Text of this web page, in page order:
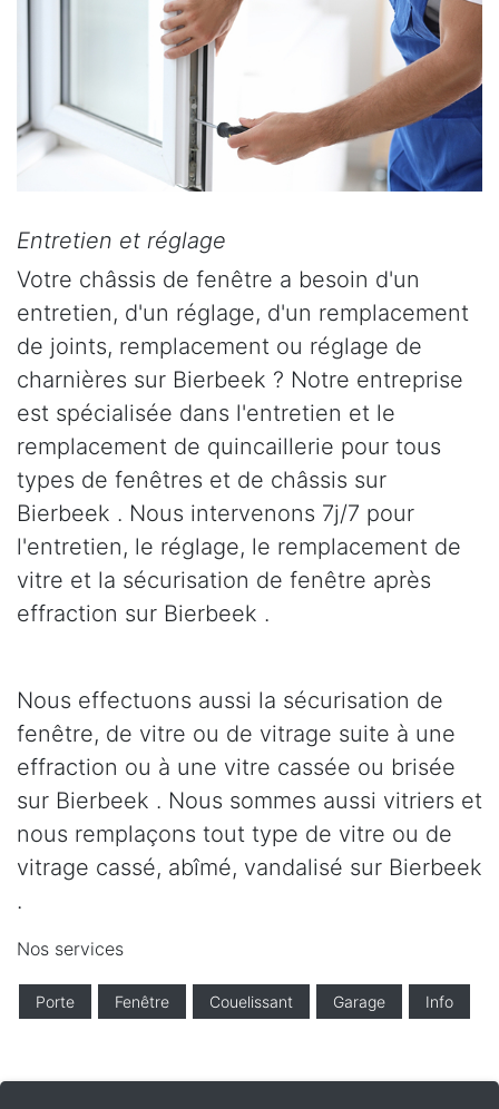
Entretien et réglage
Votre châssis de fenêtre a besoin d'un
entretien, d'un réglage, d'un remplacement
de joints, remplacement ou réglage de
charnières sur Bierbeek ? Notre entreprise
est spécialisée dans l'entretien et le
remplacement de quincaillerie pour tous
types de fenêtres et de châssis sur
Bierbeek . Nous intervenons 7j/7 pour
l'entretien, le réglage, le remplacement de
vitre et la sécurisation de fenêtre après
effraction sur Bierbeek .
Nous effectuons aussi la sécurisation de
fenêtre, de vitre ou de vitrage suite à une
effraction ou à une vitre cassée ou brisée
sur Bierbeek . Nous sommes aussi vitriers et
nous remplaçons tout type de vitre ou de
vitrage cassé, abîmé, vandalisé sur Bierbeek
.
Nos services
Porte Fenêtre Couelissant Garage Info